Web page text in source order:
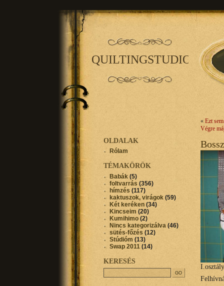
QUILTINGSTUDIO
« Ezt
Végre
I.osztály
OLDALAK
Rólam
TÉMAKÖRÖK
Babák (5)
foltvarrás (356)
hímzés (117)
kaktuszok, virágok (59)
Két keréken (34)
Kincseim (20)
Kumihimo (2)
Nincs kategorizálva (46)
sütés-főzés (12)
Stúdióm (13)
Swap 2011 (14)
KERESÉS